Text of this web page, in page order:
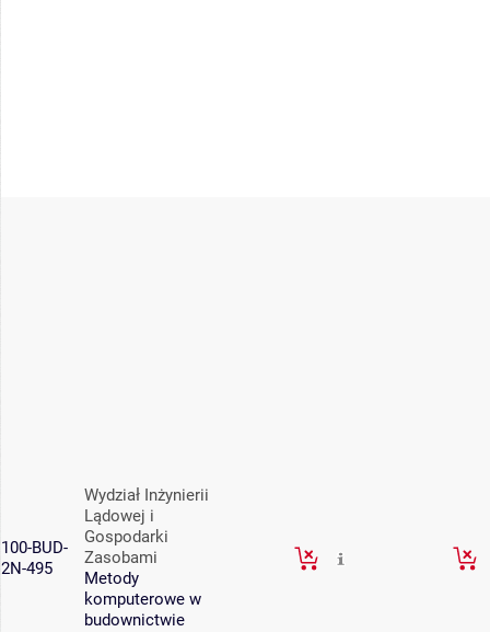
100-BUD-
2N-495
Wydział Inżynierii
Lądowej i
Gospodarki
Zasobami
Metody
komputerowe w
budownictwie